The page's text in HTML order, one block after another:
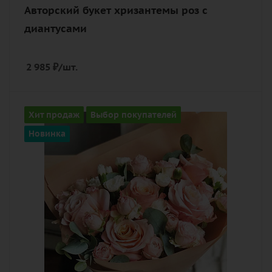
Авторский букет хризантемы роз с
диантусами
2 985 ₽/шт.
Хит продаж Выбор покупателей
Новинка
Цвет
кремовый, нежный
гвоздика (диантус), роза
пионовидная, зелень, лента,
дизайнерская упаковка